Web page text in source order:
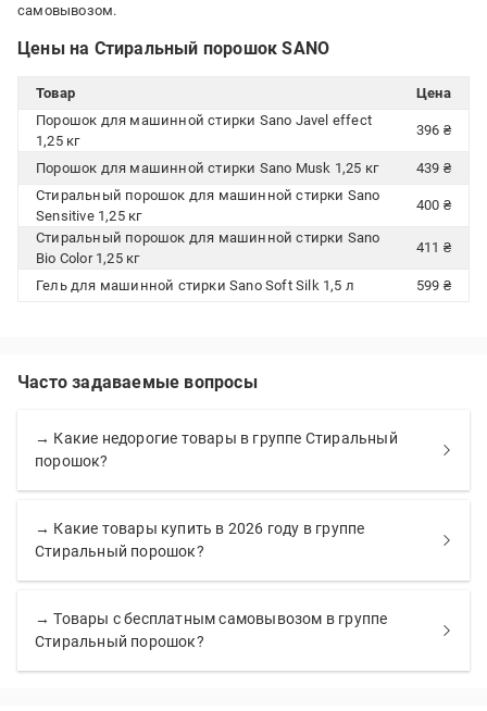
самовывозом.
Цены на Стиральный порошок SANO
Товар
Цена
Порошок для машинной стирки Sano Javel effect
1,25 кг
396 ₴
Порошок для машинной стирки Sano Musk 1,25 кг
439 ₴
Стиральный порошок для машинной стирки Sano
Sensitive 1,25 кг
400 ₴
Стиральный порошок для машинной стирки Sano
Bio Color 1,25 кг
411 ₴
Гель для машинной стирки Sano Soft Silk 1,5 л 599 ₴
Часто задаваемые вопросы
→ Какие недорогие товары в группе Стиральный
порошок?
→ Какие товары купить в 2026 году в группе
Стиральный порошок?
→ Товары с бесплатным самовывозом в группе
Стиральный порошок?